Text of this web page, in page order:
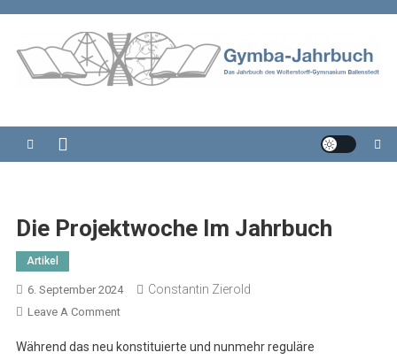
content
Die Projektwoche Im Jahrbuch
Artikel
6. September 2024 Constantin Zierold
Leave A CommentOn
Projektwoche
Während das neu konstituierte und nunmehr reguläre